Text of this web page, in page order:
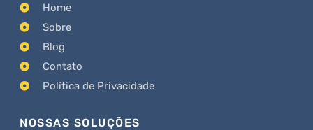
Home
Sobre
Blog
Contato
Política de Privacidade
NOSSAS SOLUÇÕES